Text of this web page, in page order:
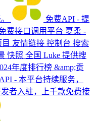
免费API - 提
费接口调用平台 夏柔 -
友情链接 控制台 搜索
快照 全国 Luke 提供搜
年度排行榜 &amp;贡
- 本平台持续服务，
者入驻，上千款免费接